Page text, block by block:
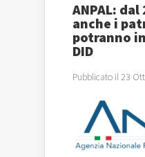
ANPAL:
anche i
potranno
DID
Pubblicato il 23